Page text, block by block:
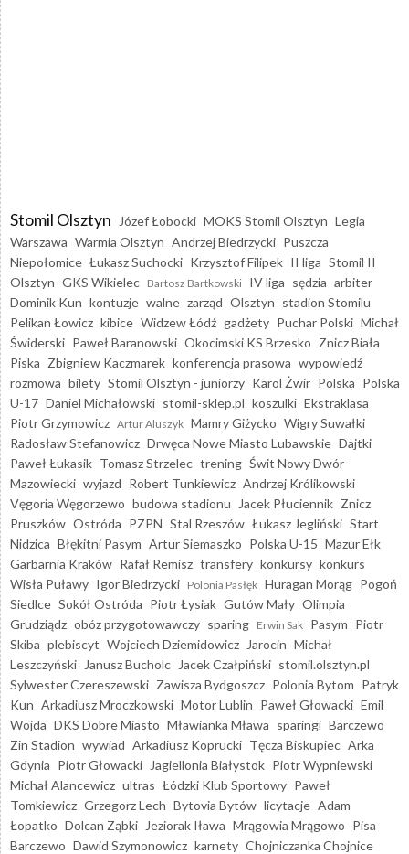
Stomil Olsztyn Józef Łobocki MOKS Stomil Olsztyn Legia
Warszawa Warmia Olsztyn Andrzej Biedrzycki Puszcza
Niepołomice Łukasz Suchocki Krzysztof Filipek II liga Stomil II
Olsztyn GKS Wikielec Bartosz Bartkowski IV liga sędzia arbiter
Dominik Kun kontuzje walne zarząd Olsztyn stadion Stomilu
Pelikan Łowicz kibice Widzew Łódź gadżety Puchar Polski Michał
Świderski Paweł Baranowski Okocimski KS Brzesko Znicz Biała
Piska Zbigniew Kaczmarek konferencja prasowa wypowiedź
rozmowa bilety Stomil Olsztyn - juniorzy Karol Żwir Polska Polska
U-17 Daniel Michałowski stomil-sklep.pl koszulki Ekstraklasa
Piotr Grzymowicz Artur Aluszyk Mamry Giżycko Wigry Suwałki
Radosław Stefanowicz Drwęca Nowe Miasto Lubawskie Dajtki
Paweł Łukasik Tomasz Strzelec trening Świt Nowy Dwór
Mazowiecki wyjazd Robert Tunkiewicz Andrzej Królikowski
Vęgoria Węgorzewo budowa stadionu Jacek Płuciennik Znicz
Pruszków Ostróda PZPN Stal Rzeszów Łukasz Jegliński Start
Nidzica Błękitni Pasym Artur Siemaszko Polska U-15 Mazur Ełk
Garbarnia Kraków Rafał Remisz transfery konkursy konkurs
Wisła Puławy Igor Biedrzycki Polonia Pasłęk Huragan Morąg Pogoń
Siedlce Sokół Ostróda Piotr Łysiak Gutów Mały Olimpia
Grudziądz obóz przygotowawczy sparing Erwin Sak Pasym Piotr
Skiba plebiscyt Wojciech Dziemidowicz Jarocin Michał
Leszczyński
Janusz Bucholc Jacek Czałpiński stomil.olsztyn.pl
Sylwester Czereszewski Zawisza Bydgoszcz Polonia Bytom Patryk
Kun Arkadiusz Mroczkowski Motor Lublin Paweł Głowacki Emil
Wojda DKS Dobre Miasto Mławianka Mława sparingi Barczewo
Zin Stadion wywiad Arkadiusz Koprucki Tęcza Biskupiec Arka
Gdynia Piotr Głowacki Jagiellonia Białystok Piotr Wypniewski
Michał Alancewicz ultras Łódzki Klub Sportowy Paweł
Tomkiewicz Grzegorz Lech Bytovia Bytów licytacje Adam
Łopatko Dolcan Ząbki Jeziorak Iława Mrągowia Mrągowo Pisa
Barczewo Dawid Szymonowicz karnety Chojniczanka Chojnice